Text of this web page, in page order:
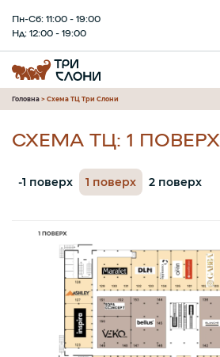
Пн-Сб: 11:00 - 19:00
Нд: 12:00 - 19:00
Головна > Схема ТЦ Три Слони
СХЕМА ТЦ: 1 ПОВЕРХ
-1 поверх 1 поверх 2 поверх